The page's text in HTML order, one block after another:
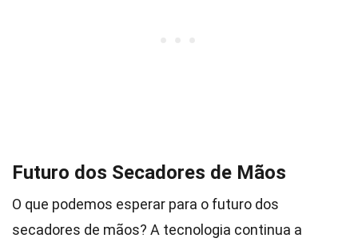
Futuro dos Secadores de Mãos
O que podemos esperar para o futuro dos
secadores de mãos? A tecnologia continua a